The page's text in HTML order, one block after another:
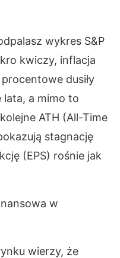
wykres S&P
kwiczy, inflacja
dusiły
a mimo to
ATH (All-Time
stagnację
(EPS) rośnie jak
w
wierzy, że